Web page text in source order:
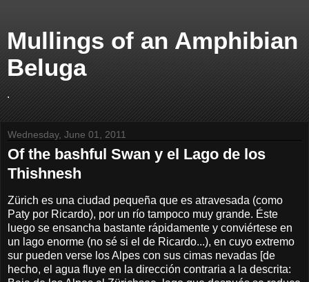
Mullings of an Amphibian
Beluga
.
Wednesday, June 01, 2011
Of the bashful Swan y el Lago de los
Thishnesh
Zürich es una ciudad pequeña que es atravesada (como
Paty por Ricardo), por un río tampoco muy grande. Éste
luego se ensancha bastante rápidamente y conviértese en
un lago enorme (no sé si el de Ricardo...), en cuyo extremo
sur pueden verse los Alpes con sus cimas nevadas [de
hecho, el agua fluye en la dirección contraria a la descrita: